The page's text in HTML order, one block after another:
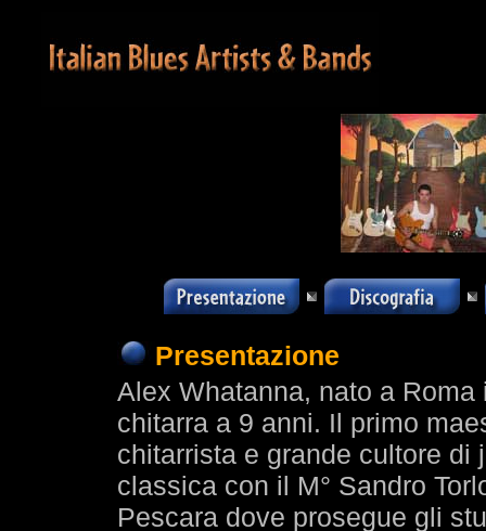
Presentazione
Alex Whatanna, nato a
chitarra a 9 anni. Il primo
chitarrista e grande cultore di
classica con il M° Sandro
Pescara dove prosegue gli